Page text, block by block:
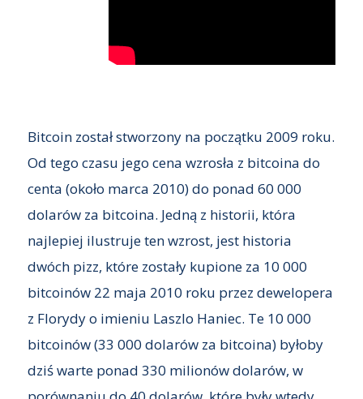
Bitcoin został stworzony na początku 2009 roku.
Od tego czasu jego cena wzrosła z bitcoina do
centa (około marca 2010) do ponad 60 000
dolarów za bitcoina. Jedną z historii, która
najlepiej ilustruje ten wzrost, jest historia
dwóch pizz, które zostały kupione za 10 000
bitcoinów 22 maja 2010 roku przez dewelopera
z Florydy o imieniu Laszlo Haniec. Te 10 000
bitcoinów (33 000 dolarów za bitcoina) byłoby
dziś warte ponad 330 milionów dolarów, w